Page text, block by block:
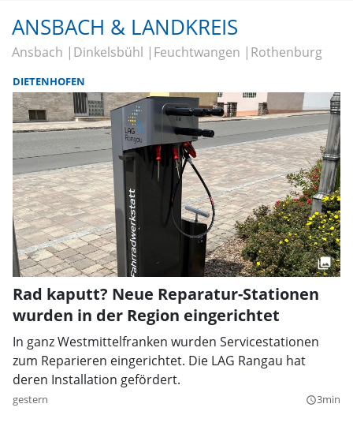
ANSBACH & LANDKREIS
Ansbach Dinkelsbühl Feuchtwangen Rothenburg
DIETENHOFEN
Rad kaputt? Neue Reparatur-Stationen
wurden in der Region eingerichtet
In ganz Westmittelfranken wurden Servicestationen
zum Reparieren eingerichtet. Die LAG Rangau hat
deren Installation gefördert.
gestern query_builder3min